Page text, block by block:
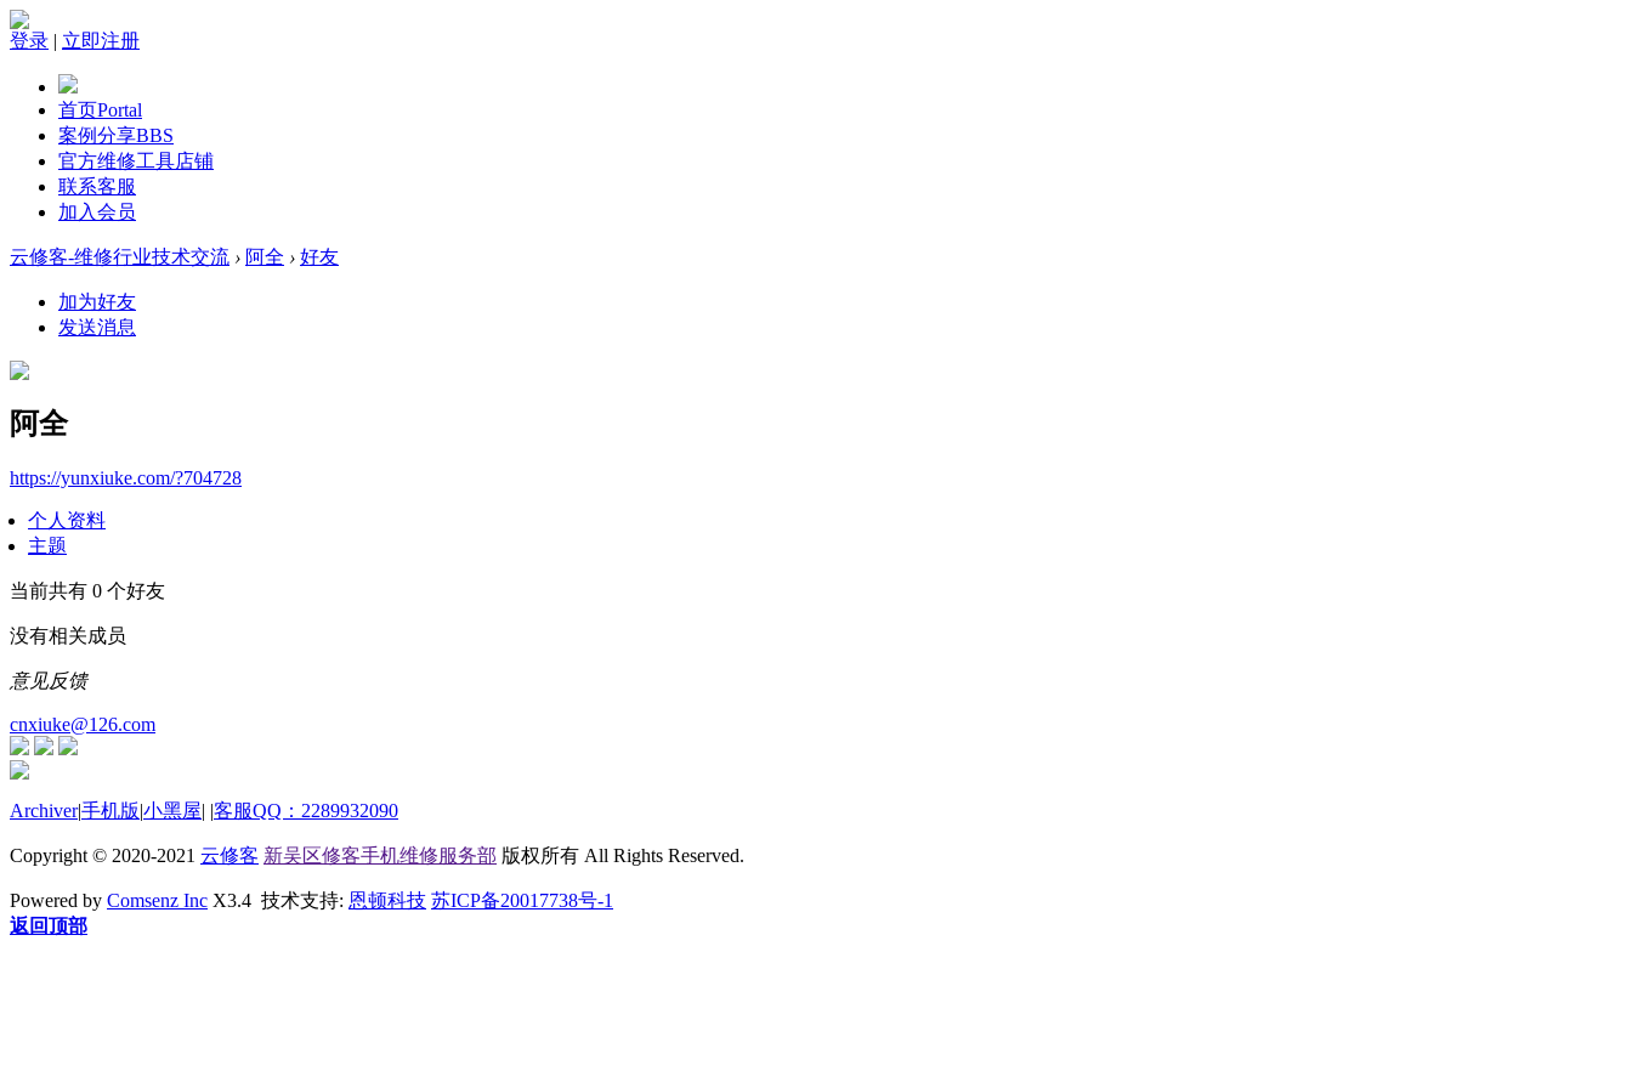
登录 | 立即注册
首页Portal
案例分享BBS
官方维修工具店铺
联系客服
加入会员
云修客-维修行业技术交流 › 阿全 › 好友
加为好友
发送消息
阿全
https://yunxiuke.com/?704728
个人资料
主题
当前共有 0 个好友
没有相关成员
意见反馈
cnxiuke@126.com
Archiver|手机版|小黑屋| |客服QQ：2289932090
Copyright © 2020-2021 云修客 新吴区修客手机维修服务部 版权所有 All Rights Reserved.
Powered by Comsenz Inc X3.4 技术支持: 恩顿科技 苏ICP备20017738号-1
返回顶部